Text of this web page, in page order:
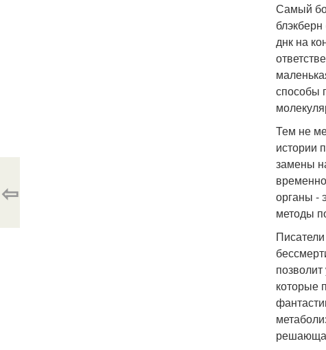
Самый
днк на
способы
Тем не
истории
замены
органы -
методы
которые
⇦